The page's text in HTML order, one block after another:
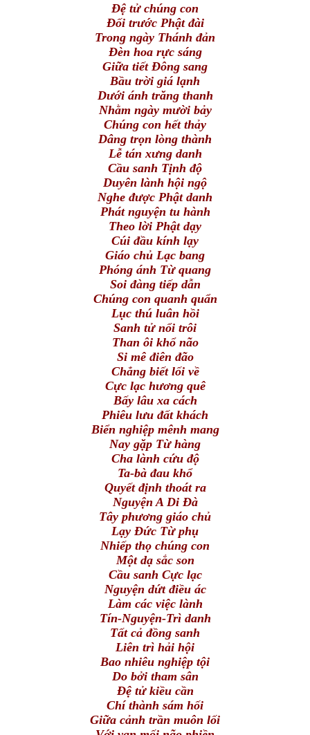
Đệ tử chúng con
Đối trước Phật đài
Trong ngày Thánh đản
Đèn hoa rực sáng
Giữa tiết Đông sang
Bầu trời giá lạnh
Dưới ánh trăng thanh
Nhằm ngày mười bảy
Chúng con hết thảy
Dâng trọn lòng thành
Lễ tán xưng danh
Cầu sanh Tịnh độ
Duyên lành hội ngộ
Nghe được Phật danh
Phát nguyện tu hành
Theo lời Phật dạy
Cúi đầu kính lạy
Giáo chủ Lạc bang
Phóng ánh Từ quang
Soi đàng tiếp dẫn
Chúng con quanh quẩn
Lục thú luân hồi
Sanh tử nổi trôi
Than ôi khổ não
Si mê điên đão
Chẳng biết lối về
Cực lạc hương quê
Bấy lâu xa cách
Phiêu lưu đất khách
Biển nghiệp mênh mang
Nay gặp Từ hàng
Cha lành cứu độ
Ta-bà đau khổ
Quyết định thoát ra
Nguyện A Di Đà
Tây phương giáo chủ
Lạy Đức Từ phụ
Nhiếp thọ chúng con
Một dạ sắc son
Cầu sanh Cực lạc
Nguyện dứt điều ác
Làm các việc lành
Tín-Nguyện-Trì danh
Tất cả đồng sanh
Liên trì hải hội
Bao nhiêu nghiệp tội
Do bởi tham sân
Đệ tử kiều cần
Chí thành sám hối
Giữa cảnh trần muôn lối